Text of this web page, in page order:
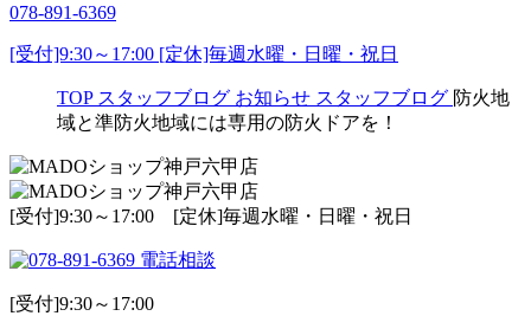
078-891-6369
[受付]9:30～17:00 [定休]毎週水曜・日曜・祝日
TOP スタッフブログ お知らせ スタッフブログ 防火地
域と準防火地域には専用の防火ドアを！
[受付]9:30～17:00 [定休]毎週水曜・日曜・祝日
電話相談
[受付]9:30～17:00